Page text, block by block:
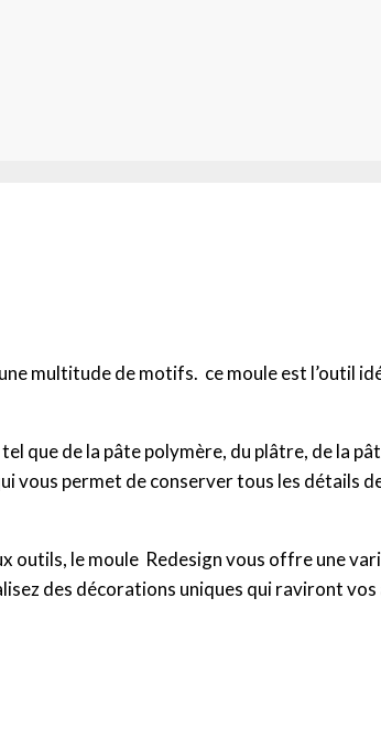
multitude de motifs. ce moule est l’outil
que de la pâte polymère, du plâtre, de la
vous permet de conserver tous les détails
outils, le moule Redesign vous offre une
des décorations uniques qui raviront vos